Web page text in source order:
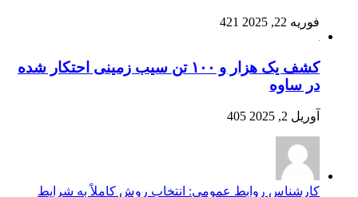
فوریه 22, 2025 421
کشف یک هزار و ۱۰۰ تن سیب زمینی احتکار شده
در ساوه
آوریل 2, 2025 405
کارشناس روابط عمومی: انتخاب روش کاملاً به شرایط